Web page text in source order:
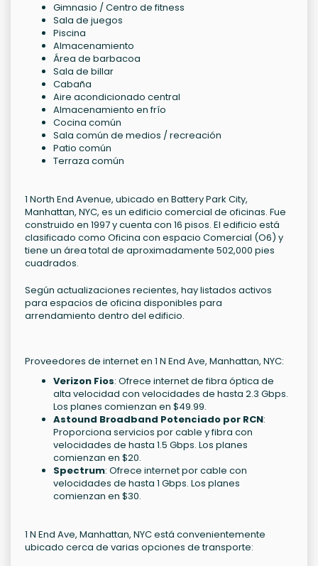
Gimnasio / Centro de fitness
Sala de juegos
Piscina
Almacenamiento
Área de barbacoa
Sala de billar
Cabaña
Aire acondicionado central
Almacenamiento en frío
Cocina común
Sala común de medios / recreación
Patio común
Terraza común
1 North End Avenue, ubicado en Battery Park City,
Manhattan, NYC, es un edificio comercial de oficinas. Fue
construido en 1997 y cuenta con 16 pisos. El edificio está
clasificado como Oficina con espacio Comercial (O6) y
tiene un área total de aproximadamente 502,000 pies
cuadrados.
Según actualizaciones recientes, hay listados activos
para espacios de oficina disponibles para
arrendamiento dentro del edificio.
Proveedores de internet en 1 N End Ave, Manhattan, NYC:
Verizon Fios: Ofrece internet de fibra óptica de
alta velocidad con velocidades de hasta 2.3 Gbps.
Los planes comienzan en $49.99.
Astound Broadband Potenciado por RCN:
Proporciona servicios por cable y fibra con
velocidades de hasta 1.5 Gbps. Los planes
comienzan en $20.
Spectrum: Ofrece internet por cable con
velocidades de hasta 1 Gbps. Los planes
comienzan en $30.
1 N End Ave, Manhattan, NYC está convenientemente
ubicado cerca de varias opciones de transporte: